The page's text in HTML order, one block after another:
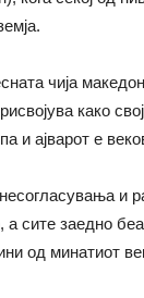
чија
како
и ајварот е
и
а сите заедно
од минатиот